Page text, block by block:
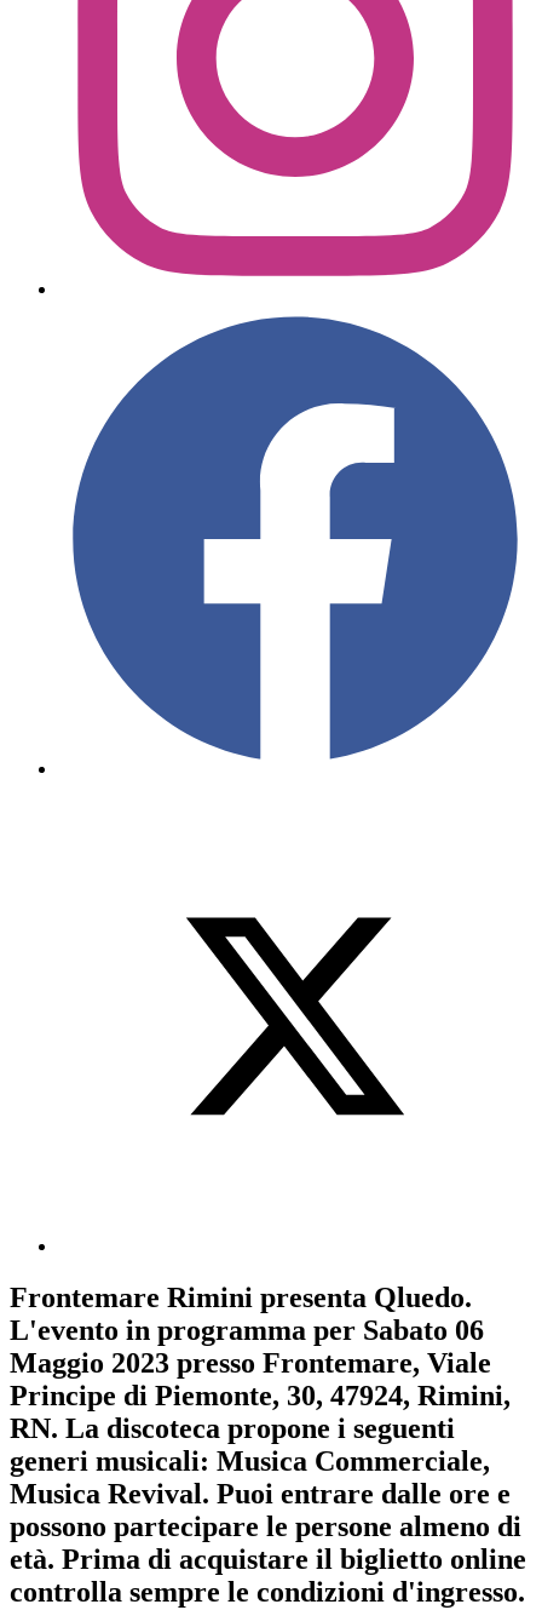
Frontemare Rimini presenta Qluedo.
L'evento in programma per Sabato 06
Maggio 2023 presso Frontemare, Viale
Principe di Piemonte, 30, 47924, Rimini,
RN. La discoteca propone i seguenti
generi musicali: Musica Commerciale,
Musica Revival. Puoi entrare dalle ore e
possono partecipare le persone almeno di
età. Prima di acquistare il biglietto online
controlla sempre le condizioni d'ingresso.